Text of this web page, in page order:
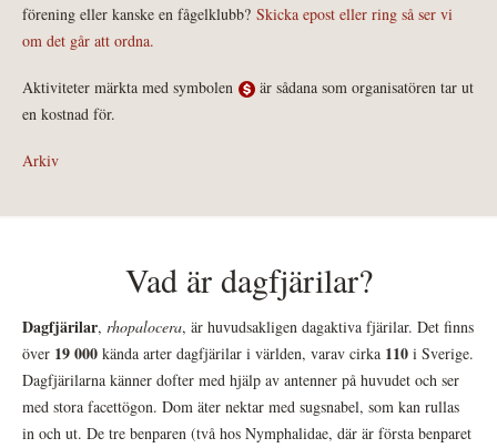
förening eller kanske en fågelklubb? Skicka epost eller ring så ser vi
om det går att ordna.
Aktiviteter märkta med symbolen
är sådana som organisatören tar ut
en kostnad för.
Arkiv
Vad är dagfjärilar?
Dagfjärilar, rhopalocera, är huvudsakligen dagaktiva fjärilar. Det finns
över 19 000 kända arter dagfjärilar i världen, varav cirka 110 i Sverige.
Dagfjärilarna känner dofter med hjälp av antenner på huvudet och ser
med stora facettögon. Dom äter nektar med sugsnabel, som kan rullas
in och ut. De tre benparen (två hos Nymphalidae, där är första benparet